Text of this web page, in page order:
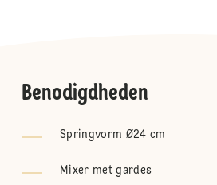
Benodigdheden
Springvorm Ø24 cm
Mixer met gardes